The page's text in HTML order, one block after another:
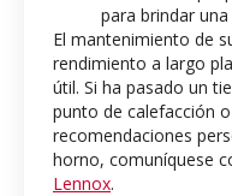
para brindar
El mantenimiento de
rendimiento a largo
útil. Si ha pasado un
punto de calefacción
recomendaciones
horno, comuníquese
Lennox.